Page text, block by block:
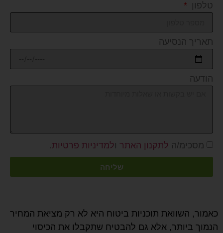
טלפון
תאריך הנסיעה
הודעה
מסכימ/ה לתקנון האתר ולמדיניות פרטיות.
שליחה
כאמור, השוואת תוכניות ביטוח היא לא רק מציאת המחיר
הנמוך ביותר, אלא גם להבטיח שתקבלו את הכיסוי